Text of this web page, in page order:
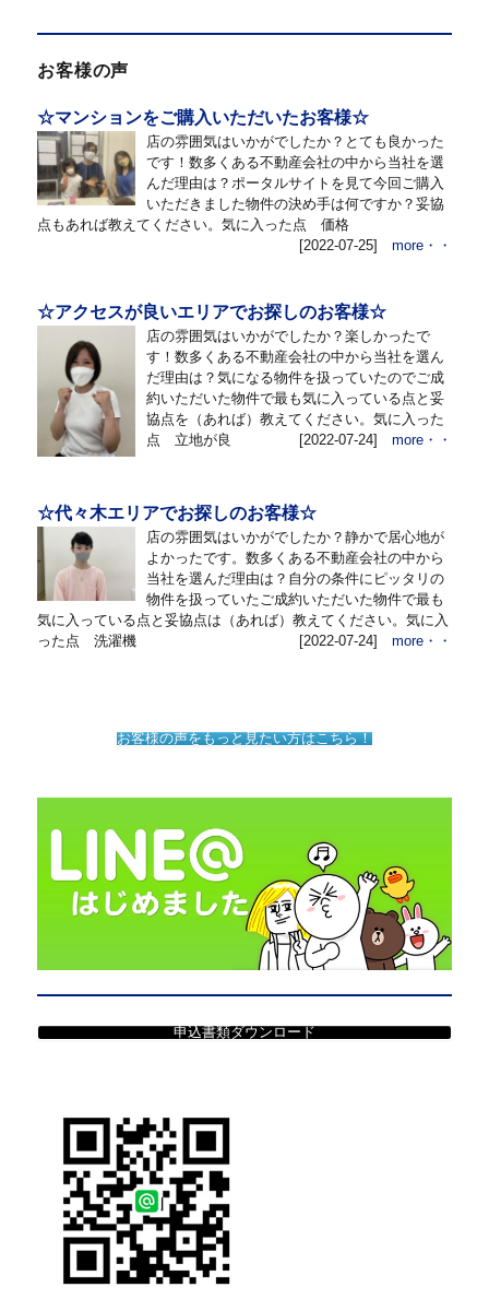
お客様の声
☆マンションをご購入いただいたお客様☆
店の雰囲気はいかがでしたか？とても良かった
です！数多くある不動産会社の中から当社を選
んだ理由は？ポータルサイトを見て今回ご購入
いただきました物件の決め手は何ですか？妥協
点もあれば教えてください。気に入った点 価格
[2022-07-25] more・・
☆アクセスが良いエリアでお探しのお客様☆
店の雰囲気はいかがでしたか？楽しかったで
す！数多くある不動産会社の中から当社を選ん
だ理由は？気になる物件を扱っていたのでご成
約いただいた物件で最も気に入っている点と妥
協点を（あれば）教えてください。気に入った
点 立地が良
[2022-07-24] more・・
☆代々木エリアでお探しのお客様☆
店の雰囲気はいかがでしたか？静かで居心地が
よかったです。数多くある不動産会社の中から
当社を選んだ理由は？自分の条件にピッタリの
物件を扱っていたご成約いただいた物件で最も
気に入っている点と妥協点は（あれば）教えてください。気に入
った点 洗濯機
[2022-07-24] more・・
お客様の声をもっと見たい方はこちら！
申込書類ダウンロード